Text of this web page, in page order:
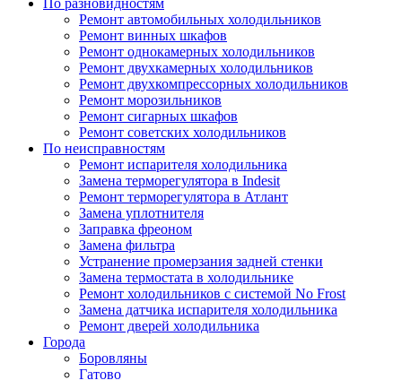
По разновидностям
Ремонт автомобильных холодильников
Ремонт винных шкафов
Ремонт однокамерных холодильников
Ремонт двухкамерных холодильников
Ремонт двухкомпрессорных холодильников
Ремонт морозильников
Ремонт сигарных шкафов
Ремонт советских холодильников
По неисправностям
Ремонт испарителя холодильника
Замена терморегулятора в Indesit
Ремонт терморегулятора в Атлант
Замена уплотнителя
Заправка фреоном
Замена фильтра
Устранение промерзания задней стенки
Замена термостата в холодильнике
Ремонт холодильников с системой No Frost
Замена датчика испарителя холодильника
Ремонт дверей холодильника
Города
Боровляны
Гатово